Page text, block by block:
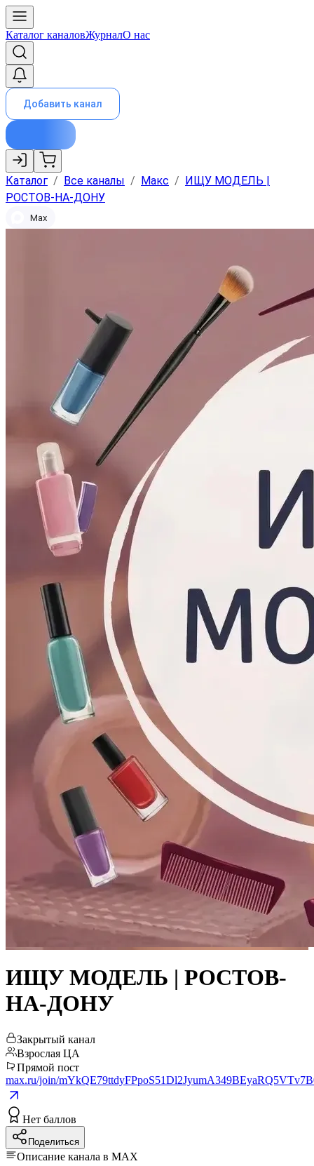
Каталог каналовЖурналО нас
Добавить канал
Каталог / Все каналы / Макс / ИЩУ МОДЕЛЬ |
РОСТОВ-НА-ДОНУ
Max
ИЩУ МОДЕЛЬ | РОСТОВ-
НА-ДОНУ
Закрытый канал
Взрослая ЦА
Прямой пост
max.ru/join/
Нет баллов
Поделиться
Описание канала в MAX